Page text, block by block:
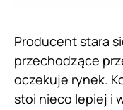
Producent stara
przechodzące
oczekuje rynek.
stoi nieco lepiej i